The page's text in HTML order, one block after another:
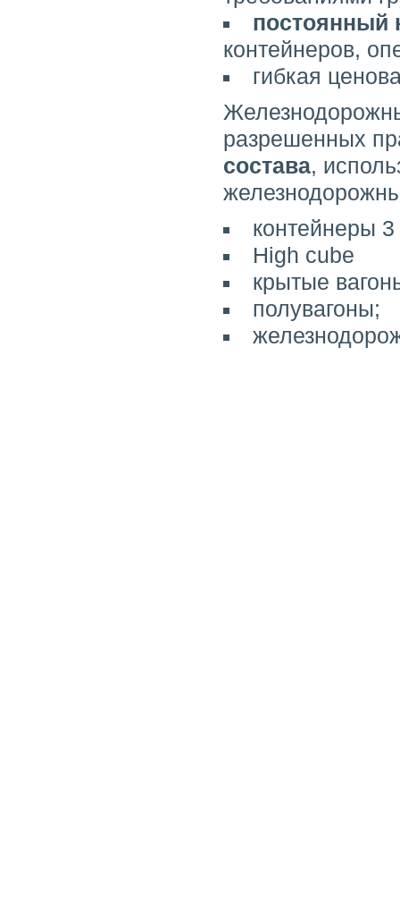
постоянный
контейнеров,
гибкая
разрешенных
состава,
контейнеры 3
High cube
крытые
полувагоны;